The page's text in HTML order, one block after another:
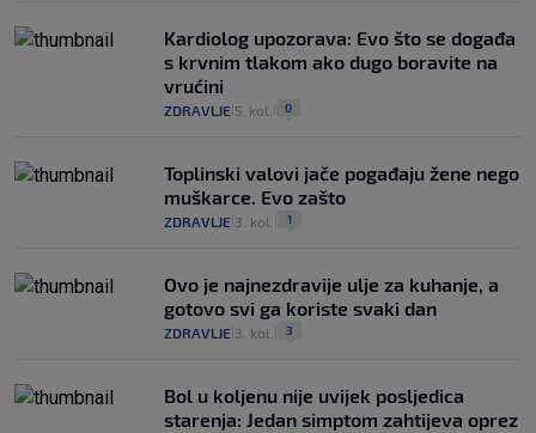
Kardiolog upozorava: Evo što se događa
s krvnim tlakom ako dugo boravite na
vrućini
ZDRAVLJE 5. kol. 0
Toplinski valovi jače pogađaju žene nego
muškarce. Evo zašto
ZDRAVLJE 3. kol. 1
Ovo je najnezdravije ulje za kuhanje, a
gotovo svi ga koriste svaki dan
ZDRAVLJE 3. kol. 3
Bol u koljenu nije uvijek posljedica
starenja: Jedan simptom zahtijeva oprez